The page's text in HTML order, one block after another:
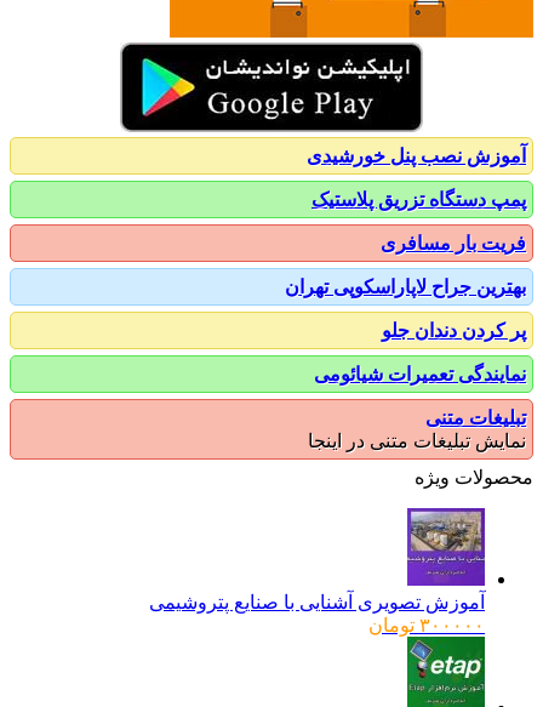
نصب پنل خورشیدی
دستگاه تزریق پلاستیک
بار مسافری
جراح لاپاراسکوپی تهران
دندان جلو
تعمیرات شیائومی
متنی
تبلیغات متنی در اینجا
ویژه
آموزش تصویری آشنایی با صنایع پتروشیمی
۳۰۰۰۰۰ تومان